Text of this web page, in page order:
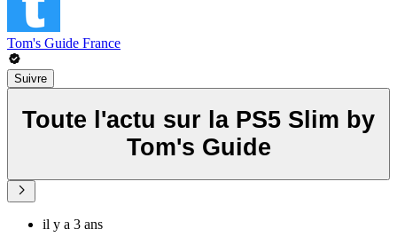
Tom's Guide France
Suivre
Toute l'actu sur la PS5 Slim by
Tom's Guide
il y a 3 ans